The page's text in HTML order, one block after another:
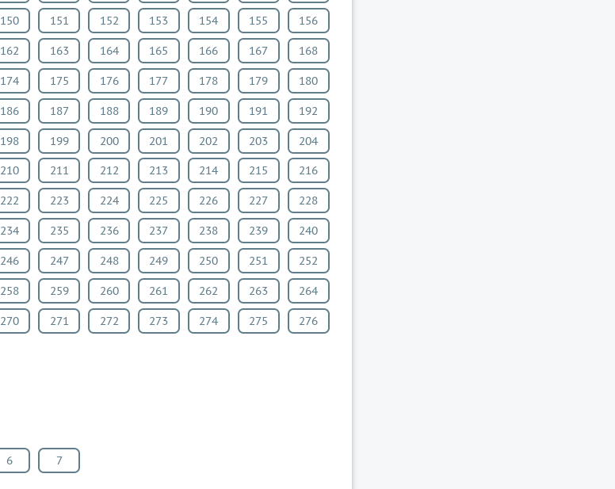
150 151 152 153 154 155 156
162 163 164 165 166 167 168
174 175 176 177 178 179 180
186 187 188 189 190 191 192
198 199 200 201 202 203 204
210 211 212 213 214 215 216
222 223 224 225 226 227 228
234 235 236 237 238 239 240
246 247 248 249 250 251 252
258 259 260 261 262 263 264
270 271 272 273 274 275 276
6 7